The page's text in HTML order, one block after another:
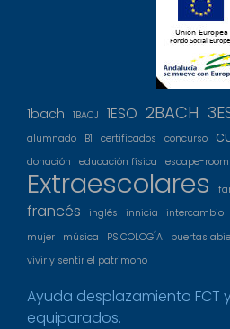
1bach 1BACJ 1ESO 2BACH
alumnado
B1 certificados concurso
donación
educación física escape-room
Extraescolares
francés
inglés innicia intercambio
mujer
música PSICOLOGÍA puertas
vivir y sentir el patrimono
Ayuda desplazamiento FCT
equiparados.